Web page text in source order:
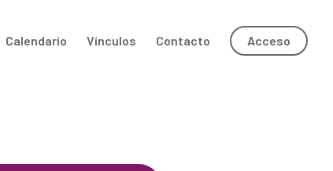
Calendario Vínculos Contacto Acceso